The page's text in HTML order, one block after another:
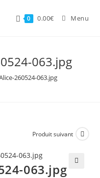
0 0.00€ Menu
063.jpg
260524-063.jpg
Produit suivant
063.jpg